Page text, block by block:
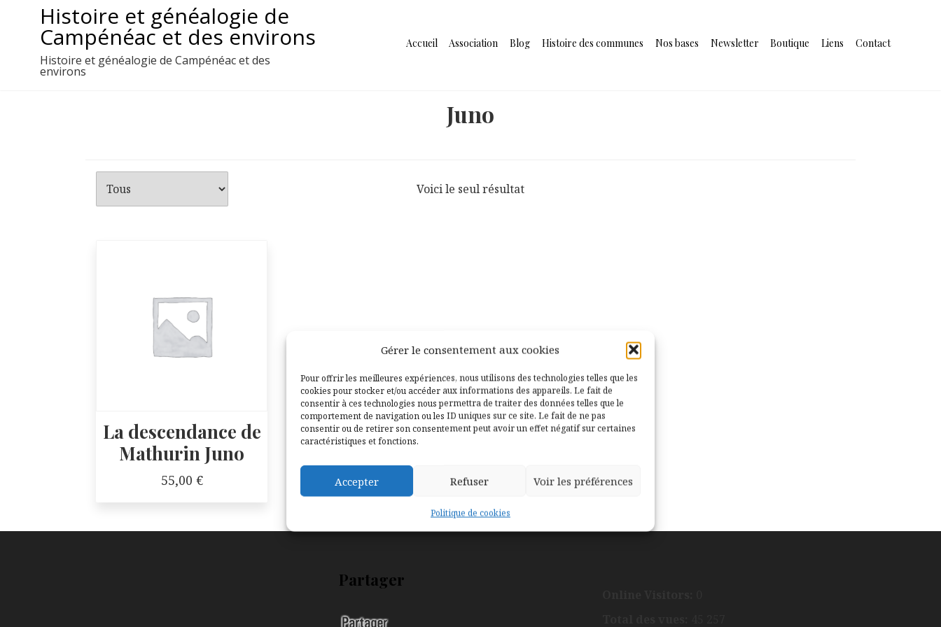
Gérer le consentement aux cookies
Pour offrir les meilleures expériences, nous utilisons des technologies telles que les
cookies pour stocker et/ou accéder aux informations des appareils. Le fait de
consentir à ces technologies nous permettra de traiter des données telles que le
comportement de navigation ou les ID uniques sur ce site. Le fait de ne pas
consentir ou de retirer son consentement peut avoir un effet négatif sur certaines
caractéristiques et fonctions.
Accepter Refuser Voir les préférences
Politique de cookies
contenu
Histoire et généalogie de
Campénéac et des environs
Histoire et généalogie de Campénéac et des
environs
Accueil Association Blog Histoire des communes Nos bases Newsletter Boutique Liens Contact
Juno
Voici le seul résultat
La descendance de
Mathurin Juno
55,00 €
Partager